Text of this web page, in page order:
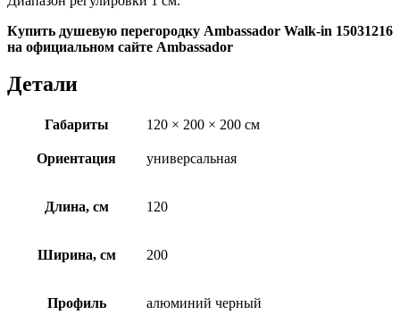
Купить душевую перегородку Ambassador Walk-in 15031216
на официальном сайте Ambassador
Детали
Габариты 120 × 200 × 200 см
Ориентация универсальная
Длина, см 120
Ширина, см 200
Профиль алюминий черный